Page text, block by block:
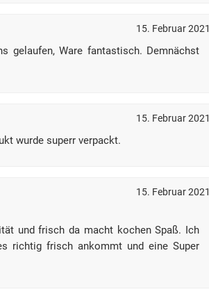
15. Februar 2021
gelaufen, Ware fantastisch. Demnächst
15. Februar 2021
wurde superr verpackt.
15. Februar 2021
und frisch da macht kochen Spaß. Ich
richtig frisch ankommt und eine Super